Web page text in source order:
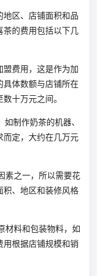
地区、店铺面积和品
茶的费用包括以下几
盟费用，这是作为加
具体数额与店铺所在
十万元之间。
制作奶茶的机器、
而定，大约在几万元
素之一，所以需要花
积、地区和装修风格
材料和包装物料，如
用根据店铺规模和销